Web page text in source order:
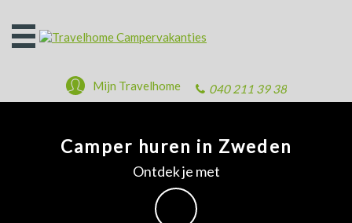
Open
het
040 211 39 38
Mijn Travelhome
Camper huren in Zweden
Ontdek je met